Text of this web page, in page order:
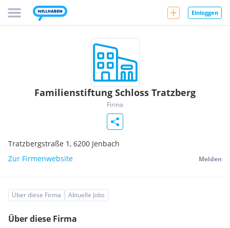
Einloggen
Familienstiftung Schloss Tratzberg
Firma
Tratzbergstraße 1, 6200 Jenbach
Zur Firmenwebsite
Melden
Über diese Firma Aktuelle Jobs
Über diese Firma